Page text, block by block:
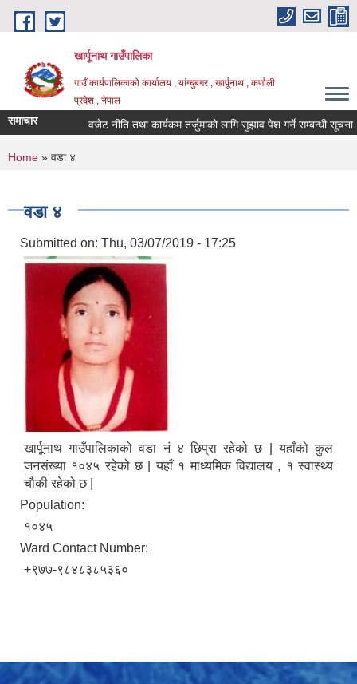
Skip to main content
खार्पूनाथ गाउँपालिका
गाउँ कार्यपालिकाको कार्यालय , यांग्चुबगर , खार्पूनाथ , कर्णाली
प्रदेश , नेपाल
समाचार वजेट नीति तथा कार्यकम तर्जुमाको लागि सुझाव पेश गर्ने सम्बन्धी सूचना ।
You are here
Home » वडा ४
वडा ४
Submitted on: Thu, 03/07/2019 - 17:25
खार्पूनाथ गाउँपालिकाको वडा नं ४ छिप्रा रहेको छ | यहाँको कुल
जनसंख्या १०४५ रहेको छ | यहाँ १ माध्यमिक विद्यालय , १ स्वास्थ्य
चौकी रहेको छ |
Population:
१०४५
Ward Contact Number:
+९७७-९८४८३८५३६०